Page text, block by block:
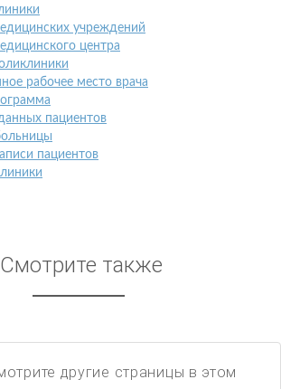
учреждений
центра
рабочее место врача
пациентов
пациентов
Смотрите также
другие страницы в этом